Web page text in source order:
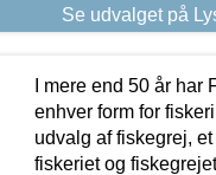
Se udvalget på
I mere end 50 år
enhver form for
udvalg af fiskegrej,
fiskeriet og